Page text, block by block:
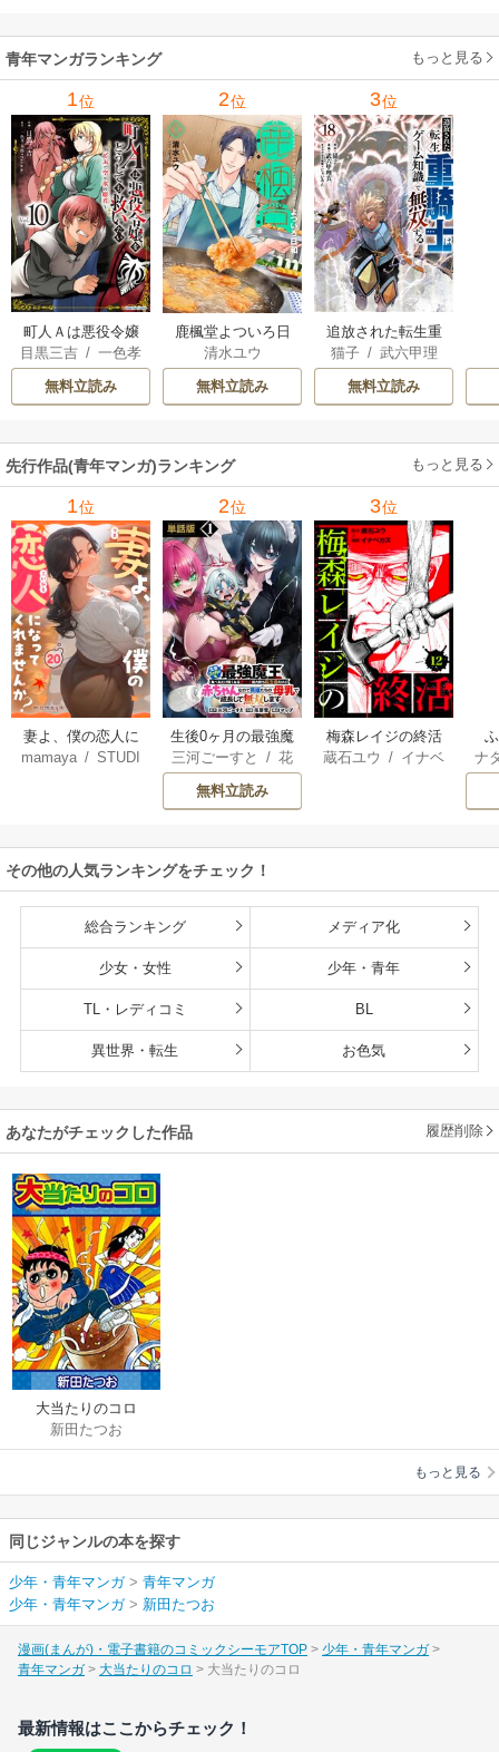
青年マンガランキング もっと見る
1位
町人Ａは悪役令嬢
をどうしても救い
たい ～どぶと空
と氷の姫君～
目黒三吉 /一色孝
太郎 / Parum
無料立読み
2位
鹿楓堂よついろ日
和
清水ユウ
無料立読み
3位
追放された転生重
騎士はゲーム知識
で無双する
猫子/ 武六甲理
じゃいあん
無料立読み
先行作品(青年マンガ)ランキング もっと見る
1位
妻よ、僕の恋人に
なってくれません
mamaya/STUDI
2位
生後0ヶ月の最強魔
王 食べるだけ強
くなるチート能力
持ち転生者だけど
雄たちの母乳で成
長して無双します
三河ごーすと /花
房雪/ マップ
無料立読み
3位
梅森レイジの終活
蔵石ユウ / イナベ
ナ
その他の人気ランキングをチェック！
総合ランキング メディア化
少女・女性 少年・青年
TL・レディコミ BL
異世界・転生 お色気
あなたがチェックした作品 履歴削除
大当たりのコロ
新田たつお
もっと見る
同じジャンルの本を探す
少年・青年マンガ> 青年マンガ
少年・青年マンガ> 新田たつお
漫画(まんが)・電子書籍のコミックシーモアTOP
少年・青年マンガ
青年マンガ
大当たりのコロ 大当たりのコロ
最新情報はここからチェック！